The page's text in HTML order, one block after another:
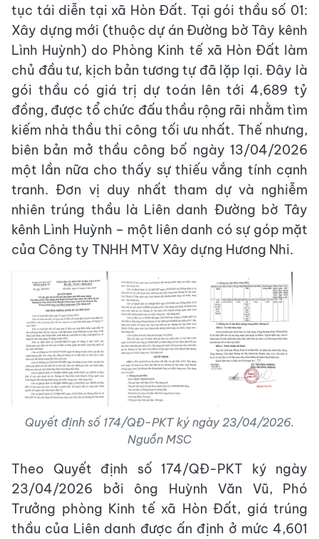
tục tái diễn tại xã Hòn Đất. Tại gói thầu số 01:
Xây dựng mới (thuộc dự án Đường bờ Tây kênh
Lình Huỳnh) do Phòng Kinh tế xã Hòn Đất làm
chủ đầu tư, kịch bản tương tự đã lặp lại. Đây là
gói thầu có giá trị dự toán lên tới 4,689 tỷ
đồng, được tổ chức đấu thầu rộng rãi nhằm tìm
kiếm nhà thầu thi công tối ưu nhất. Thế nhưng,
biên bản mở thầu công bố ngày 13/04/2026
một lần nữa cho thấy sự thiếu vắng tính cạnh
tranh. Đơn vị duy nhất tham dự và nghiễm
nhiên trúng thầu là Liên danh Đường bờ Tây
kênh Lình Huỳnh – một liên danh có sự góp mặt
của Công ty TNHH MTV Xây dựng Hương Nhi.
Quyết định số 174/QĐ-PKT ký ngày 23/04/2026.
Nguồn MSC
Theo Quyết định số 174/QĐ-PKT ký ngày
23/04/2026 bởi ông Huỳnh Văn Vũ, Phó
Trưởng phòng Kinh tế xã Hòn Đất, giá trúng
thầu của Liên danh được ấn định ở mức 4,601